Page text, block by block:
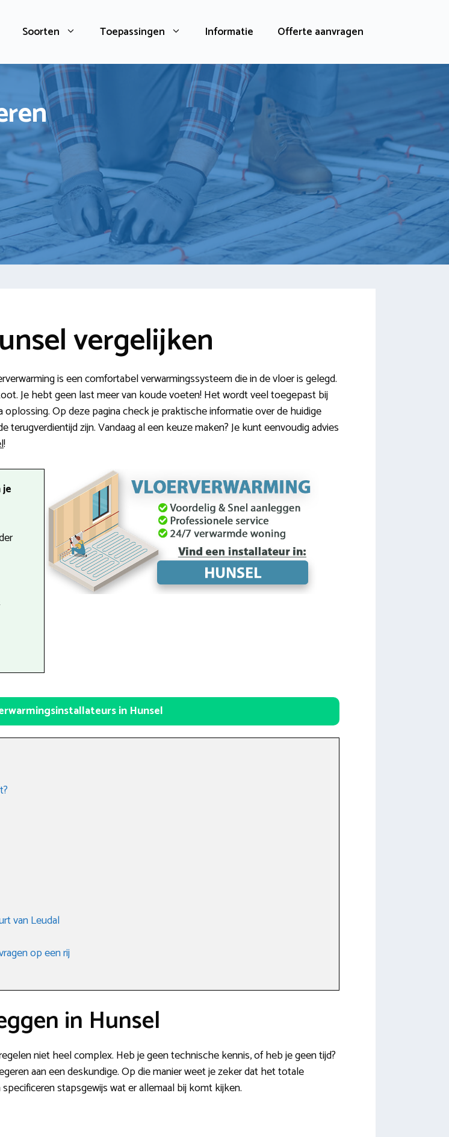
Soorten Toepassingen Informatie Offerte aanvragen
vergelijken
is een comfortabel verwarmingssysteem die in de vloer is gelegd.
Je hebt geen last meer van koude voeten! Het wordt veel toegepast bij
Op deze pagina check je praktische informatie over de huidige
zijn. Vandaag al een keuze maken? Je kunt eenvoudig advies
!
in Hunsel
van Leudal
op een rij
in Hunsel
niet heel complex. Heb je geen technische kennis, of heb je geen tijd?
aan een deskundige. Op die manier weet je zeker dat het totale
stapsgewijs wat er allemaal bij komt kijken.